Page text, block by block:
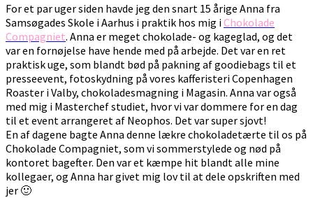
For et par uger siden havde jeg den snart 15 årige Anna fra
Samsøgades Skole i Aarhus i praktik hos mig iChokolade
Compagniet. Anna er meget chokolade- og kageglad, og det
var en fornøjelse have hende med på arbejde. Det var en ret
praktisk uge, som blandt bød på pakning af goodiebags til et
presseevent, fotoskydning på vores kafferisteri Copenhagen
Roaster i Valby, chokoladesmagning i Magasin. Anna var også
med mig i Masterchef studiet, hvor vi var dommere for en dag
til et event arrangeret af Neophos. Det var super sjovt!
En af dagene bagte Anna denne lækre chokoladetærte til os på
Chokolade Compagniet, som vi sommerstylede og nød på
kontoret bagefter. Den var et kæmpe hit blandt alle mine
kollegaer, og Anna har givet mig lov til at dele opskriften med
jer 🙂